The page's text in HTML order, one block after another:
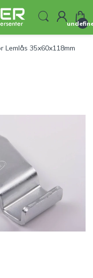
Lemlås 35x60x118mm